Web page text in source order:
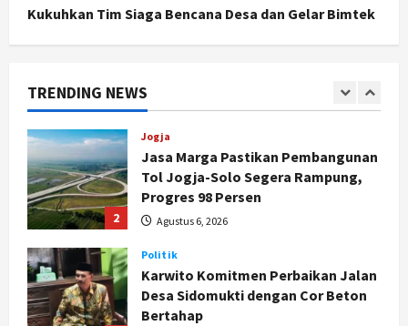
Kukuhkan Tim Siaga Bencana Desa dan Gelar Bimtek
TRENDING NEWS
1
Jogja
2
Jogja
Jasa Marga Pastikan Pembangunan
Tol Jogja-Solo Segera Rampung,
Progres 98 Persen
Agustus 6, 2026
Politik
Karwito Komitmen Perbaikan Jalan
Desa Sidomukti dengan Cor Beton
Bertahap